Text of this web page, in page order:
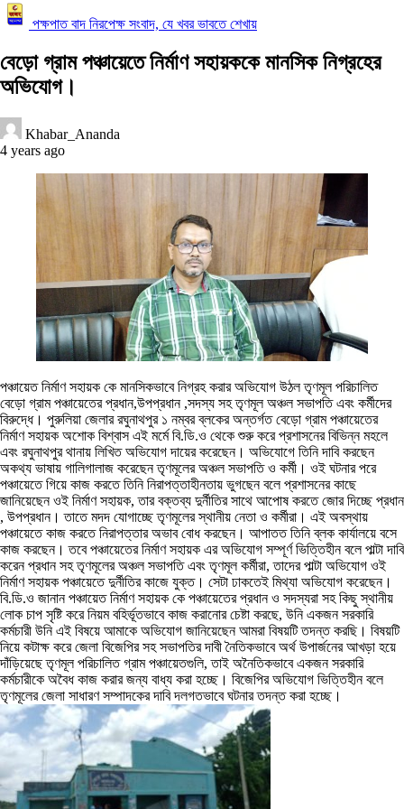
পক্ষপাত বাদ নিরপেক্ষ সংবাদ, যে খবর ভাবতে শেখায়
বেড়ো গ্রাম পঞ্চায়েতে নির্মাণ সহায়ককে মানসিক নিগ্রহের
অভিযোগ।
Khabar_Ananda
4 years ago
পঞ্চায়েত নির্মাণ সহায়ক কে মানসিকভাবে নিগ্রহ করার অভিযোগ উঠল তৃণমূল পরিচালিত
বেড়ো গ্রাম পঞ্চায়েতের প্রধান,উপপ্রধান ,সদস্য সহ তৃণমূল অঞ্চল সভাপতি এবং কর্মীদের
বিরুদ্ধে। পুরুলিয়া জেলার রঘুনাথপুর ১ নম্বর ব্লকের অন্তর্গত বেড়ো গ্রাম পঞ্চায়েতের
নির্মাণ সহায়ক অশোক বিশ্বাস এই মর্মে বি.ডি.ও থেকে শুরু করে প্রশাসনের বিভিন্ন মহলে
এবং রঘুনাথপুর থানায় লিখিত অভিযোগ দায়ের করেছেন। অভিযোগে তিনি দাবি করছেন
অকথ্য ভাষায় গালিগালাজ করেছেন তৃণমূলের অঞ্চল সভাপতি ও কর্মী। ওই ঘটনার পরে
পঞ্চায়েতে গিয়ে কাজ করতে তিনি নিরাপত্তাহীনতায় ভুগছেন বলে প্রশাসনের কাছে
জানিয়েছেন ওই নির্মাণ সহায়ক, তার বক্তব্য দুর্নীতির সাথে আপোষ করতে জোর দিচ্ছে প্রধান
, উপপ্রধান। তাতে মদদ যোগাচ্ছে তৃণমূলের স্থানীয় নেতা ও কর্মীরা। এই অবস্থায়
পঞ্চায়েতে কাজ করতে নিরাপত্তার অভাব বোধ করছেন। আপাতত তিনি ব্লক কার্যালয়ে বসে
কাজ করছেন। তবে পঞ্চায়েতের নির্মাণ সহায়ক এর অভিযোগ সম্পূর্ণ ভিত্তিহীন বলে পাল্টা দাবি
করেন প্রধান সহ তৃণমূলের অঞ্চল সভাপতি এবং তৃণমূল কর্মীরা, তাদের পাল্টা অভিযোগ ওই
নির্মাণ সহায়ক পঞ্চায়েতে দুর্নীতির কাজে যুক্ত। সেটা ঢাকতেই মিথ্যা অভিযোগ করেছেন।
বি.ডি.ও জানান পঞ্চায়েত নির্মাণ সহায়ক কে পঞ্চায়েতের প্রধান ও সদস্যরা সহ কিছু স্থানীয়
লোক চাপ সৃষ্টি করে নিয়ম বহির্ভূতভাবে কাজ করানোর চেষ্টা করছে, উনি একজন সরকারি
কর্মচারী উনি এই বিষয়ে আমাকে অভিযোগ জানিয়েছেন আমরা বিষয়টি তদন্ত করছি। বিষয়টি
নিয়ে কটাক্ষ করে জেলা বিজেপির সহ সভাপতির দাবী নৈতিকভাবে অর্থ উপার্জনের আখড়া হয়ে
দাঁড়িয়েছে তৃণমূল পরিচালিত গ্রাম পঞ্চায়েতগুলি, তাই অনৈতিকভাবে একজন সরকারি
কর্মচারীকে অবৈধ কাজ করার জন্য বাধ্য করা হচ্ছে। বিজেপির অভিযোগ ভিত্তিহীন বলে
তৃণমূলের জেলা সাধারণ সম্পাদকের দাবি দলগতভাবে ঘটনার তদন্ত করা হচ্ছে।